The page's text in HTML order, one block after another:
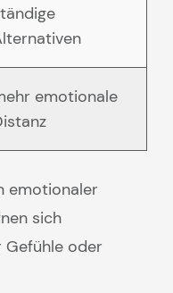
emotionale
emotionaler
sich
Gefühle oder